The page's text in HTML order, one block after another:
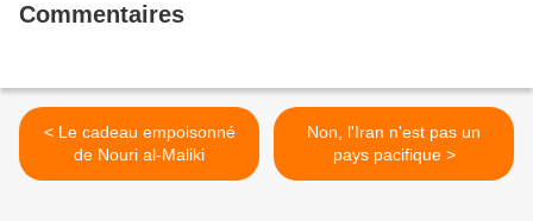
Commentaires
< Le cadeau empoisonné
de Nouri al-Maliki
Non, l'Iran n'est pas un
pays pacifique >